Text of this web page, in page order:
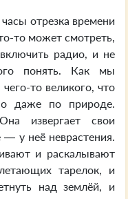
отрезка времени
то может смотреть,
радио, и не
понять. Как мы
то великого, что
даже по природе.
извергает свои
— у неё неврастения.
и раскалывают
тарелок, и
над землёй, и